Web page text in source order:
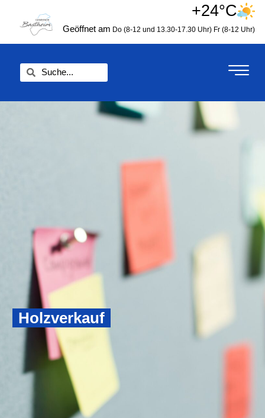
springen
+24°C
Geöffnet am Do (8-12 und 13.30-17.30 Uhr) Fr (8-12 Uhr)
Holzverkauf